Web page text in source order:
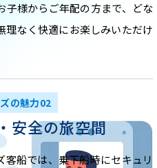
子様からご年配の方まで、どな
理なく快適にお楽しみいただけ
の魅力02
安全の旅空間
客船では、乗下船時にセキュリ